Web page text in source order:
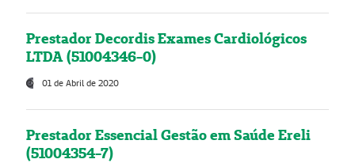
Prestador Decordis Exames Cardiológicos
LTDA (51004346-0)
01 de Abril de 2020
Prestador Essencial Gestão em Saúde Ereli
(51004354-7)